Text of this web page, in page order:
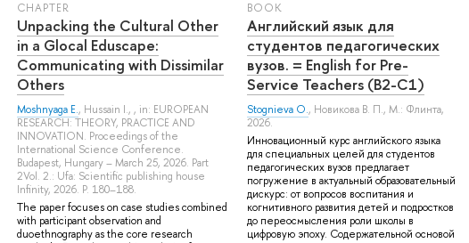
СHAPTER
Unpacking the Cultural Other
in a Glocal Eduscape:
Communicating with Dissimilar
Others
Moshnyaga E., Hussain I., , in: EUROPEAN
RESEARCH: THEORY, PRACTICE AND
INNOVATION. Proceedings of the
International Science Conference.
Budapest, Hungary – March 25, 2026. Part
2Vol. 2.: Ufa: Scientific publishing house
Infinity, 2026. P. 180–188.
The paper focuses on case studies combined
with participant observation and
duoethnography as the core research
BOOK
Английский язык для
студентов педагогических
вузов. = English for Pre-
Service Teachers (B2-C1)
Stognieva O., Новикова В. П., М.: Флинта,
2026.
Инновационный курс английского языка
для специальных целей для студентов
педагогических вузов предлагает
погружение в актуальный образовательный
дискурс: от вопросов воспитания и
когнитивного развития детей и подростков
до переосмысления роли школы в
цифровую эпоху. Содержательной основой